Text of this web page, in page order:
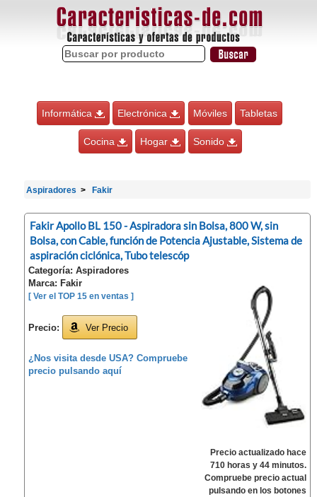
Informática Electrónica Móviles Tabletas
Cocina Hogar Sonido
Aspiradores Fakir
Fakir Apollo BL 150 - Aspiradora sin Bolsa, 800 W, sin
Bolsa, con Cable, función de Potencia Ajustable, Sistema de
aspiración ciclónica, Tubo telescóp
Categoría: Aspiradores
Marca: Fakir
[ Ver el TOP 15 en ventas ]
Precio: Ver Precio
¿Nos visita desde USA? Compruebe
precio pulsando aquí
Precio actualizado hace
710 horas y 44 minutos.
Compruebe precio actual
pulsando en los botones